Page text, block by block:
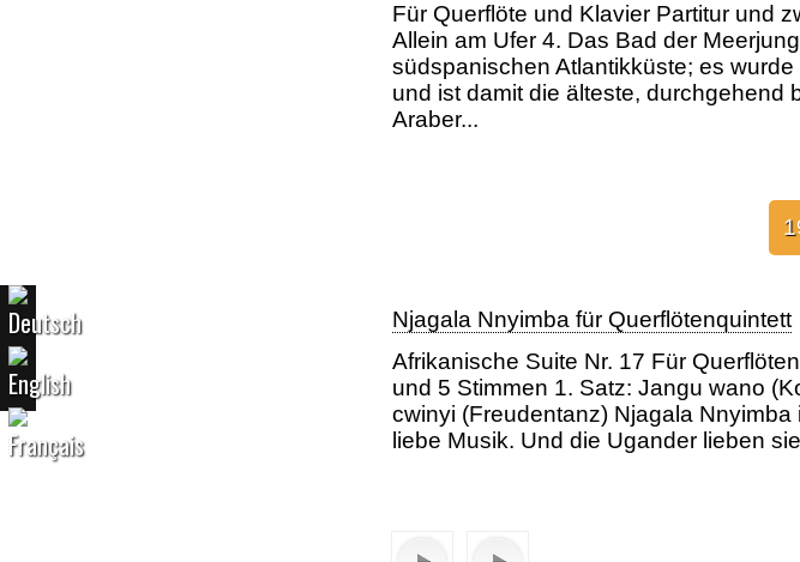
Für Querflöte und Klavier Partitur und
Allein am Ufer 4. Das Bad der
südspanischen Atlantikküste; es
und ist damit die älteste, durchgehend
Araber...
Njagala Nnyimba für Querflötenquintett
Afrikanische Suite Nr. 17 Für
und 5 Stimmen 1. Satz: Jangu wano
cwinyi (Freudentanz) Njagala
liebe Musik. Und die Ugander lieben